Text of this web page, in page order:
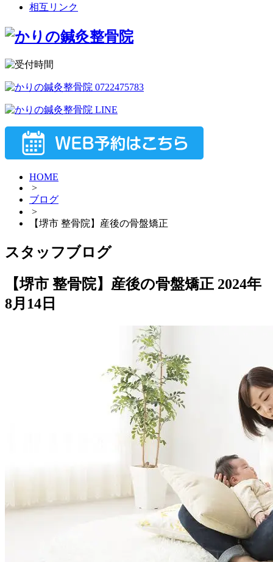
相互リンク
HOME
>
ブログ
>
【堺市 整骨院】産後の骨盤矯正
スタッフブログ
【堺市 整骨院】産後の骨盤矯正 2024年
8月14日